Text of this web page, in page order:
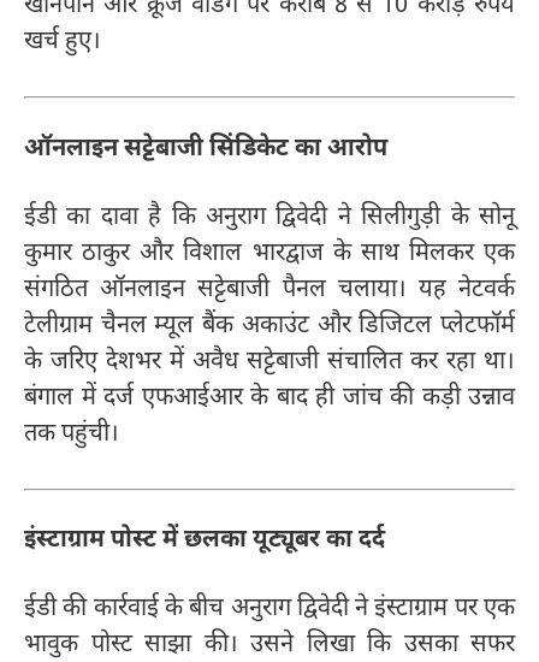
खानपान और क्रूज वेडिंग पर करीब 8 से 10 करोड़ रुपये
खर्च हुए।
ऑनलाइन सट्टेबाजी सिंडिकेट का आरोप
ईडी का दावा है कि अनुराग द्विवेदी ने सिलीगुड़ी के सोनू
कुमार ठाकुर और विशाल भारद्वाज के साथ मिलकर एक
संगठित ऑनलाइन सट्टेबाजी पैनल चलाया। यह नेटवर्क
टेलीग्राम चैनल म्यूल बैंक अकाउंट और डिजिटल प्लेटफॉर्म
के जरिए देशभर में अवैध सट्टेबाजी संचालित कर रहा था।
बंगाल में दर्ज एफआईआर के बाद ही जांच की कड़ी उन्नाव
तक पहुंची।
इंस्टाग्राम पोस्ट में छलका यूट्यूबर का दर्द
ईडी की कार्रवाई के बीच अनुराग द्विवेदी ने इंस्टाग्राम पर एक
भावुक पोस्ट साझा की। उसने लिखा कि उसका सफर